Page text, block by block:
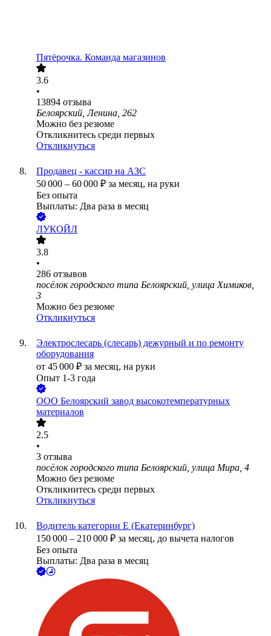
Пятёрочка. Команда магазинов
3.6
•
13894 отзыва
Белоярский, Ленина, 262
Можно без резюме
Откликнитесь среди первых
Откликнуться
Продавец - кассир на АЗС
50 000 – 60 000 ₽ за месяц, на руки
Без опыта
Выплаты: Два раза в месяц
ЛУКОЙЛ
3.8
•
286 отзывов
посёлок городского типа Белоярский, улица Химиков,
3
Можно без резюме
Откликнуться
Электрослесарь (слесарь) дежурный и по ремонту
оборудования
от 45 000 ₽ за месяц, на руки
Опыт 1-3 года
ООО Белоярский завод высокотемпературных
материалов
2.5
•
3 отзыва
посёлок городского типа Белоярский, улица Мира, 4
Можно без резюме
Откликнитесь среди первых
Откликнуться
Водитель категории Е (Екатеринбург)
150 000 – 210 000 ₽ за месяц, до вычета налогов
Без опыта
Выплаты: Два раза в месяц